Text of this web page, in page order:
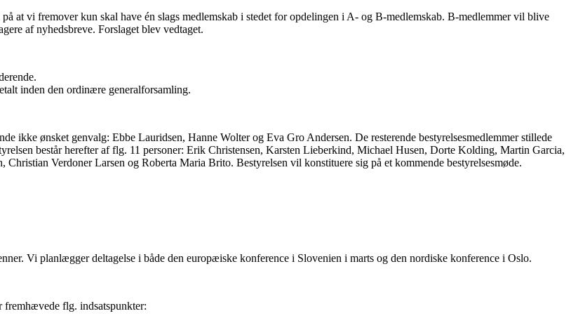
at vi fremover kun skal have én slags medlemskab i stedet for opdelingen i A- og B-medlemskab. B-medlemmer vil blive
af nyhedsbreve. Forslaget blev vedtaget.
inden den ordinære generalforsamling.
ikke ønsket genvalg: Ebbe Lauridsen, Hanne Wolter og Eva Gro Andersen. De resterende bestyrelsesmedlemmer stillede
består herefter af flg. 11 personer: Erik Christensen, Karsten Lieberkind, Michael Husen, Dorte Kolding, Martin Garcia,
Christian Verdoner Larsen og Roberta Maria Brito. Bestyrelsen vil konstituere sig på et kommende bestyrelsesmøde.
Vi planlægger deltagelse i både den europæiske konference i Slovenien i marts og den nordiske konference i Oslo.
fremhævede flg. indsatspunkter: